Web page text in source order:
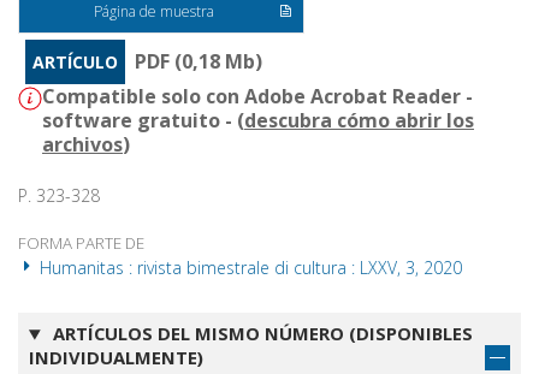
Página de muestra
ARTÍCULO
PDF (0,18 Mb)
Compatible solo con Adobe Acrobat Reader -
software gratuito - (descubra cómo abrir los
archivos)
P. 323-328
FORMA PARTE DE
Humanitas : rivista bimestrale di cultura : LXXV, 3, 2020
ARTÍCULOS DEL MISMO NÚMERO (DISPONIBLES
INDIVIDUALMENTE)